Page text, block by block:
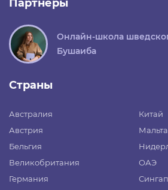
Партнеры
Онлайн-школа
Бушаиба
Страны
Австралия
Австрия
Бельгия
Великобритания
Германия
Китай
Мальта
ОАЭ